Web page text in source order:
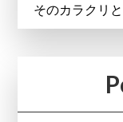
そのカラクリ